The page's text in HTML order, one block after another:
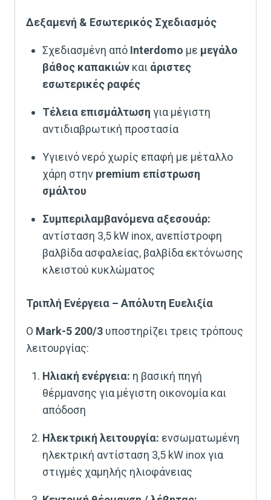
Δεξαμενή & Εσωτερικός Σχεδιασμός
Σχεδιασμένη από Interdomo με μεγάλο
βάθος καπακιών και άριστες
εσωτερικές ραφές
Τέλεια επισμάλτωση για μέγιστη
αντιδιαβρωτική προστασία
Υγιεινό νερό χωρίς επαφή με μέταλλο
χάρη στην premium επίστρωση
σμάλτου
Συμπεριλαμβανόμενα αξεσουάρ:
αντίσταση 3,5 kW inox, ανεπίστροφη
βαλβίδα ασφαλείας, βαλβίδα εκτόνωσης
κλειστού κυκλώματος
Τριπλή Ενέργεια – Απόλυτη Ευελιξία
Ο Mark-5 200/3 υποστηρίζει τρεις τρόπους
λειτουργίας:
Ηλιακή ενέργεια: η βασική πηγή
θέρμανσης για μέγιστη οικονομία και
απόδοση
Ηλεκτρική λειτουργία: ενσωματωμένη
ηλεκτρική αντίσταση 3,5 kW inox για
στιγμές χαμηλής ηλιοφάνειας